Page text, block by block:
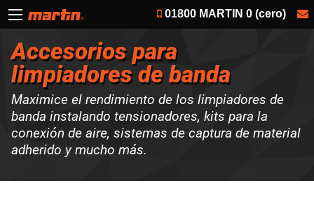
01800 MARTIN 0 (cero)
Accesorios para
limpiadores de banda
Maximice el rendimiento de los limpiadores de
banda instalando tensionadores, kits para la
conexión de aire, sistemas de captura de material
adherido y mucho más.